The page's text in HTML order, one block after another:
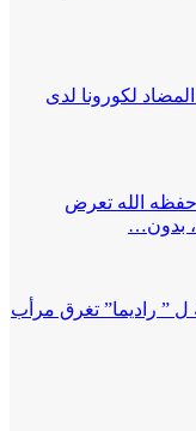
لكورونا لدى
الله تعرض
ل ” راديما” تغرق مرأب